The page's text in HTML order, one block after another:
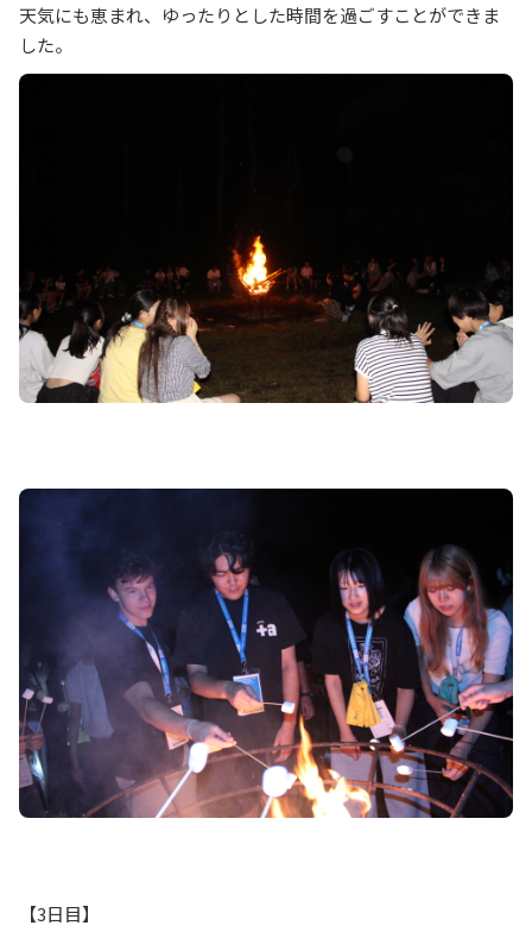
天気にも恵まれ、ゆったりとした時間を過ごすことができま
した。
【3日目】